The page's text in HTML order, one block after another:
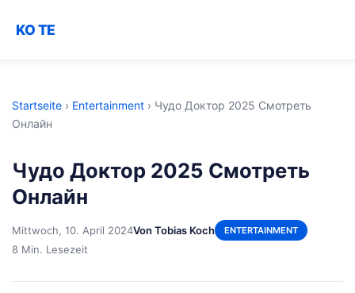
KO TE
Startseite › Entertainment › Чудо Доктор 2025 Смотреть
Онлайн
Чудо Доктор 2025 Смотреть
Онлайн
Mittwoch, 10. April 2024Von Tobias Koch ENTERTAINMENT
8 Min. Lesezeit